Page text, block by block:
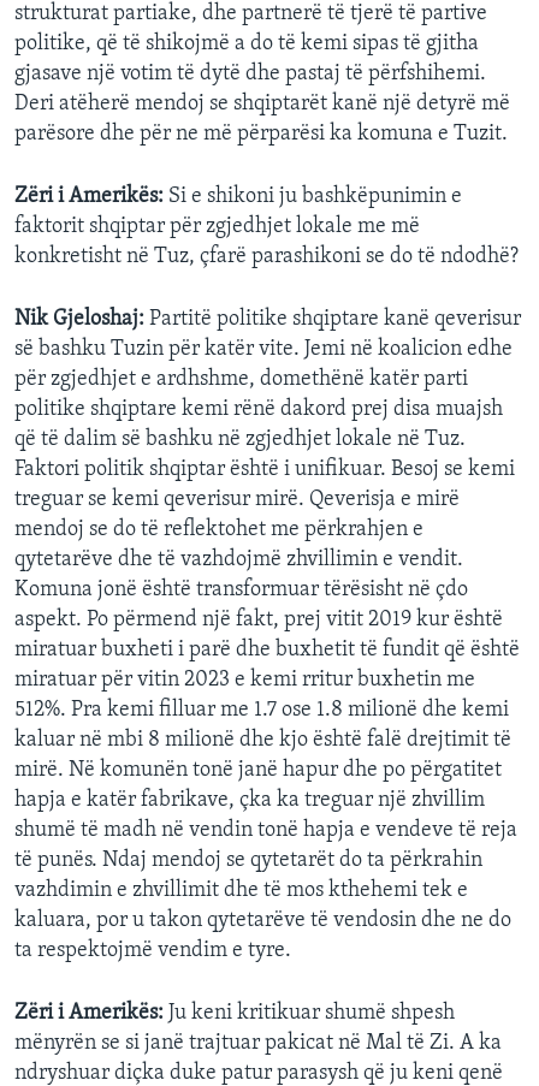
strukturat partiake, dhe partnerë të tjerë të partive
politike, që të shikojmë a do të kemi sipas të gjitha
gjasave një votim të dytë dhe pastaj të përfshihemi.
Deri atëherë mendoj se shqiptarët kanë një detyrë më
parësore dhe për ne më përparësi ka komuna e Tuzit.
Zëri i Amerikës: Si e shikoni ju bashkëpunimin e
faktorit shqiptar për zgjedhjet lokale me më
konkretisht në Tuz, çfarë parashikoni se do të ndodhë?
Nik Gjeloshaj: Partitë politike shqiptare kanë qeverisur
së bashku Tuzin për katër vite. Jemi në koalicion edhe
për zgjedhjet e ardhshme, domethënë katër parti
politike shqiptare kemi rënë dakord prej disa muajsh
që të dalim së bashku në zgjedhjet lokale në Tuz.
Faktori politik shqiptar është i unifikuar. Besoj se kemi
treguar se kemi qeverisur mirë. Qeverisja e mirë
mendoj se do të reflektohet me përkrahjen e
qytetarëve dhe të vazhdojmë zhvillimin e vendit.
Komuna jonë është transformuar tërësisht në çdo
aspekt. Po përmend një fakt, prej vitit 2019 kur është
miratuar buxheti i parë dhe buxhetit të fundit që është
miratuar për vitin 2023 e kemi rritur buxhetin me
512%. Pra kemi filluar me 1.7 ose 1.8 milionë dhe kemi
kaluar në mbi 8 milionë dhe kjo është falë drejtimit të
mirë. Në komunën tonë janë hapur dhe po përgatitet
hapja e katër fabrikave, çka ka treguar një zhvillim
shumë të madh në vendin tonë hapja e vendeve të reja
të punës. Ndaj mendoj se qytetarët do ta përkrahin
vazhdimin e zhvillimit dhe të mos kthehemi tek e
kaluara, por u takon qytetarëve të vendosin dhe ne do
ta respektojmë vendim e tyre.
Zëri i Amerikës: Ju keni kritikuar shumë shpesh
mënyrën se si janë trajtuar pakicat në Mal të Zi. A ka
ndryshuar diçka duke patur parasysh që ju keni qenë